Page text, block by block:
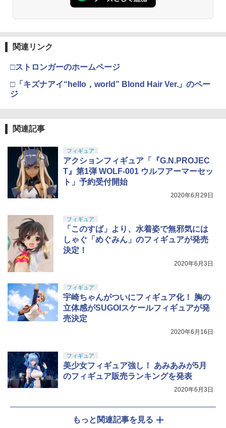
ール 全高約160mm
HGAW 機動新世紀ガンダムX ガンダムエ
ラモデル
30MS SIS-H00 セスティエ[カラーC] 色
分け済みプラモデル
￥4,500
￥3,409
4
￥3,815
型用接着剤 87003
￥184
5
￥710
関連リンク
□ストロンガーのホームページ
□「キズナアイ“hello，world” Blond Hair Ver.」のペー
ジ
関連記事
フィギュア
アクションフィギュア「『G.N.PROJEC
T』第1弾 WOLF-001 ウルフアーマーセッ
ト」予約受付開始
2020年6月29日
フィギュア
「このすば」より、水着姿で無邪気には
しゃぐ「めぐみん」のフィギュアが発売
決定！
2020年6月3日
フィギュア
宇崎ちゃんがついにフィギュア化！ 胸の
立体感がSUGOIスケールフィギュアが発
売決定
2020年6月16日
フィギュア
美少女フィギュア強し！ あみあみが5月
のフィギュア販売ランキングを発表
2020年6月3日
もっと関連記事を見る